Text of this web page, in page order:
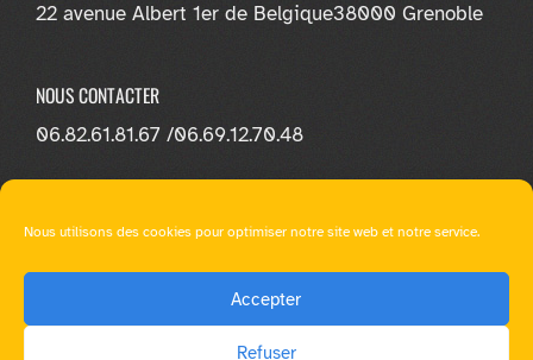
Nous utilisons des cookies pour optimiser notre site web et notre service.
Accepter
Refuser
22 avenue Albert 1er de Belgique38000 Grenoble
NOUS CONTACTER
06.82.61.81.67 /06.69.12.70.48